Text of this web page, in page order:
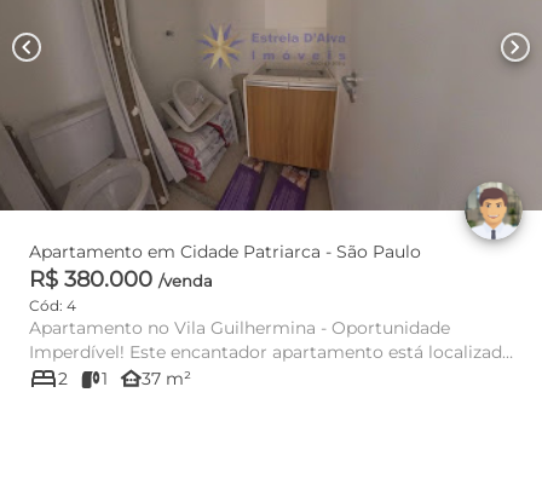
chevron_left chevron_right
Apartamento em Cidade Patriarca - São Paulo
R$ 380.000 /venda
Cód: 4
Apartamento no Vila Guilhermina - Oportunidade
Imperdível! Este encantador apartamento está localizado
no Vila Guilh...
bed2 1 other_houses37 m²